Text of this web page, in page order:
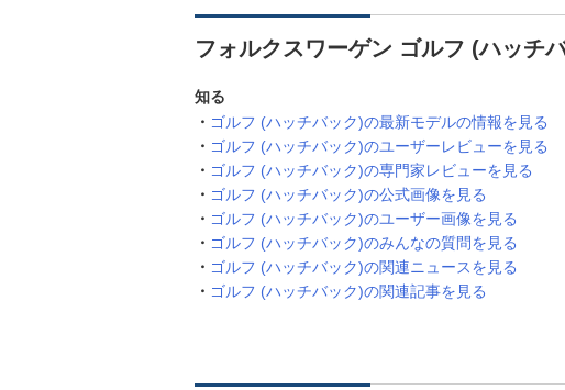
フォルクスワーゲン ゴルフ (ハッチ
知る
ゴルフ (ハッチバック)の最新モデルの情報を見る
ゴルフ (ハッチバック)のユーザーレビューを見る
ゴルフ (ハッチバック)の専門家レビューを見る
ゴルフ (ハッチバック)の公式画像を見る
ゴルフ (ハッチバック)のユーザー画像を見る
ゴルフ (ハッチバック)のみんなの質問を見る
ゴルフ (ハッチバック)の関連ニュースを見る
ゴルフ (ハッチバック)の関連記事を見る